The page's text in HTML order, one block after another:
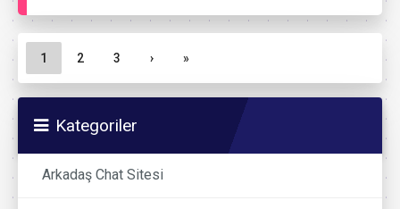
Sayfa gezinme
Geçerli Sayfa
1 Sayfa
2 Sayfa
3 › »
Kategoriler
Arkadaş Chat Sitesi